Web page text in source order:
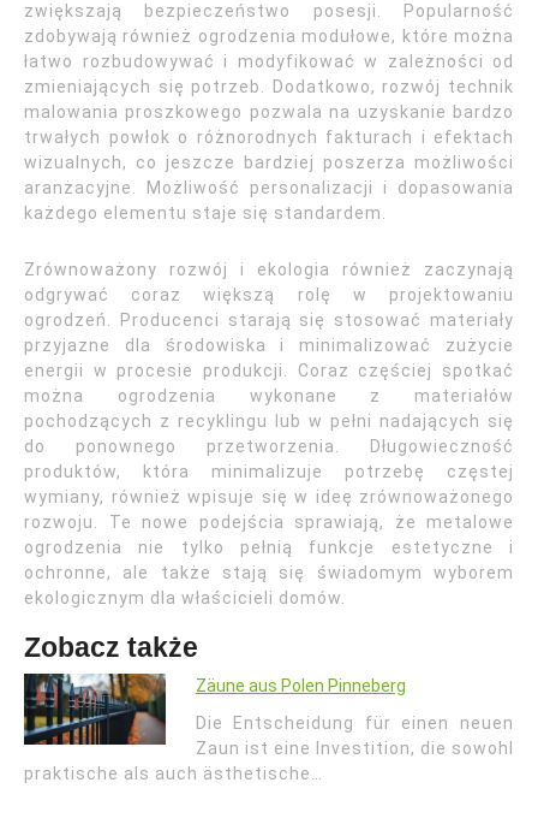
zwiększają bezpieczeństwo posesji. Popularność
zdobywają również ogrodzenia modułowe, które można
łatwo rozbudowywać i modyfikować w zależności od
zmieniających się potrzeb. Dodatkowo, rozwój technik
malowania proszkowego pozwala na uzyskanie bardzo
trwałych powłok o różnorodnych fakturach i efektach
wizualnych, co jeszcze bardziej poszerza możliwości
aranżacyjne. Możliwość personalizacji i dopasowania
każdego elementu staje się standardem.
Zrównoważony rozwój i ekologia również zaczynają
odgrywać coraz większą rolę w projektowaniu
ogrodzeń. Producenci starają się stosować materiały
przyjazne dla środowiska i minimalizować zużycie
energii w procesie produkcji. Coraz częściej spotkać
można ogrodzenia wykonane z materiałów
pochodzących z recyklingu lub w pełni nadających się
do ponownego przetworzenia. Długowieczność
produktów, która minimalizuje potrzebę częstej
wymiany, również wpisuje się w ideę zrównoważonego
rozwoju. Te nowe podejścia sprawiają, że metalowe
ogrodzenia nie tylko pełnią funkcje estetyczne i
ochronne, ale także stają się świadomym wyborem
ekologicznym dla właścicieli domów.
Zobacz także
Zäune aus Polen Pinneberg
Die Entscheidung für einen neuen
Zaun ist eine Investition, die sowohl
praktische als auch ästhetische…